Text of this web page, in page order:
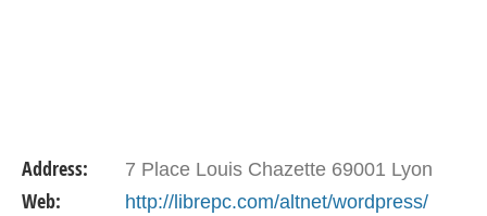
Address: 7 Place Louis Chazette 69001 Lyon
Web: http://librepc.com/altnet/wordpress/